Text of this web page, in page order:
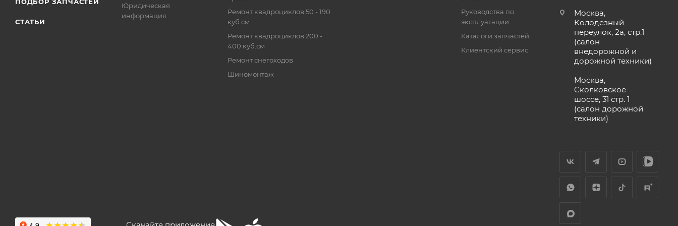
СТАТЬИ
Юридическая
информация
Ремонт квадроциклов 50 - 190
куб.см
Ремонт квадроциклов 200 -
400 куб.см
Ремонт снегоходов
Шиномонтаж
Руководства по
эксплуатации
Каталоги запчастей
Клиентский сервис
Москва,
Колодезный
переулок, 2а, стр.1
(салон
внедорожной и
дорожной техники)
Москва,
Сколковское
шоссе, 31 стр. 1
(салон дорожной
техники)